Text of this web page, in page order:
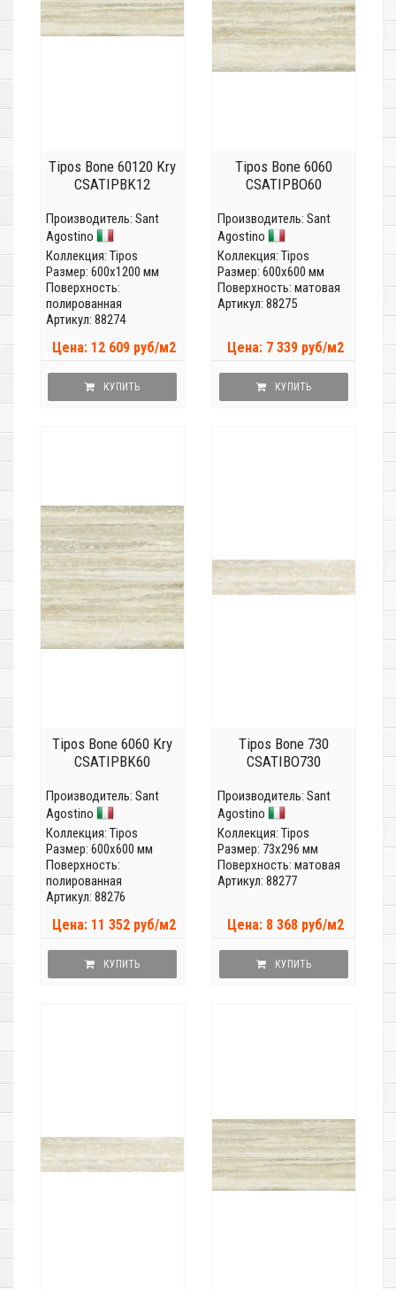
Tipos Bone 60120 Kry
CSATIPBK12
Производитель: Sant
Agostino
Коллекция: Tipos
Размер: 600x1200 мм
Поверхность:
полированная
Артикул: 88274
Цена: 12 609 руб/м2
КУПИТЬ
Tipos Bone 6060
CSATIPBO60
Производитель: Sant
Agostino
Коллекция: Tipos
Размер: 600x600 мм
Поверхность: матовая
Артикул: 88275
Цена: 7 339 руб/м2
КУПИТЬ
Tipos Bone 6060 Kry
CSATIPBK60
Производитель: Sant
Agostino
Коллекция: Tipos
Размер: 600x600 мм
Поверхность:
полированная
Артикул: 88276
Цена: 11 352 руб/м2
КУПИТЬ
Tipos Bone 730
CSATIBO730
Производитель: Sant
Agostino
Коллекция: Tipos
Размер: 73x296 мм
Поверхность: матовая
Артикул: 88277
Цена: 8 368 руб/м2
КУПИТЬ